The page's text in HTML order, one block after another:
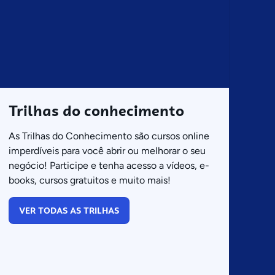
Trilhas do conhecimento
As Trilhas do Conhecimento são cursos online
imperdíveis para você abrir ou melhorar o seu
negócio! Participe e tenha acesso a vídeos, e-
books, cursos gratuitos e muito mais!
VER TODAS AS TRILHAS